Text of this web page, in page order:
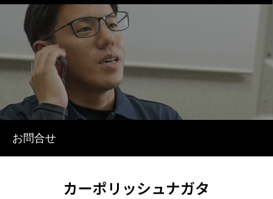
お問合せ
カーポリッシュナガタ